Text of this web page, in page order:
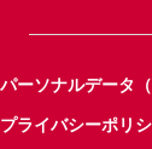
パーソナルデータ
プライバシーポリ